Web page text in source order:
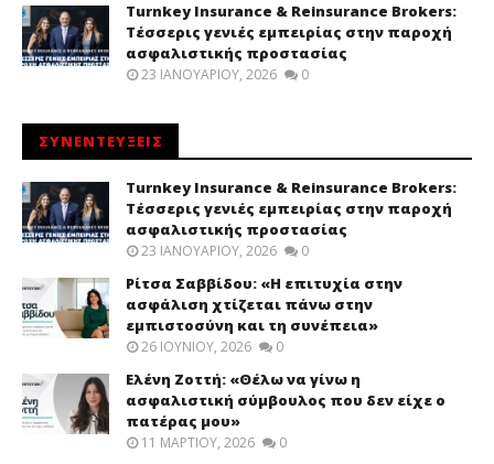
Turnkey Insurance & Reinsurance Brokers:
Τέσσερις γενιές εμπειρίας στην παροχή
ασφαλιστικής προστασίας
23 ΙΑΝΟΥΑΡΊΟΥ, 2026 0
ΣΥΝΕΝΤΕΥΞΕΙΣ
Turnkey Insurance & Reinsurance Brokers:
Τέσσερις γενιές εμπειρίας στην παροχή
ασφαλιστικής προστασίας
23 ΙΑΝΟΥΑΡΊΟΥ, 2026 0
Ρίτσα Σαββίδου: «Η επιτυχία στην
ασφάλιση χτίζεται πάνω στην
εμπιστοσύνη και τη συνέπεια»
26 ΙΟΥΝΊΟΥ, 2026 0
Ελένη Ζοττή: «Θέλω να γίνω η
ασφαλιστική σύμβουλος που δεν είχε ο
πατέρας μου»
11 ΜΑΡΤΊΟΥ, 2026 0